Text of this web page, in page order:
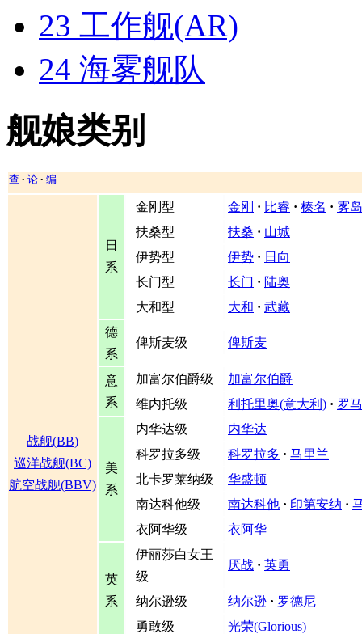
23 工作舰(AR)
24 海雾舰队
舰娘类别
查 • 论 • 编
战舰(BB)
巡洋战舰(BC)
航空战舰(BBV)
日
系
金刚型 金刚 · 比睿 · 榛名 · 雾岛
扶桑型
扶桑 · 山城
伊势型
伊势 · 日向
长门型
长门 · 陆奥
大和型
大和 · 武藏
德
系
俾斯麦级 俾斯麦
意
系
加富尔伯爵级
加富尔伯爵
维内托级
利托里奥(意大利) · 罗马
美
系
内华达级
内华达
科罗拉多级
科罗拉多 · 马里兰
北卡罗莱纳级
华盛顿
南达科他级
南达科他 · 印第安纳 ·
衣阿华级
衣阿华
英
系
伊丽莎白女王
级
厌战 · 英勇
纳尔逊级 纳尔逊 · 罗德尼
勇敢级
光荣(Glorious)